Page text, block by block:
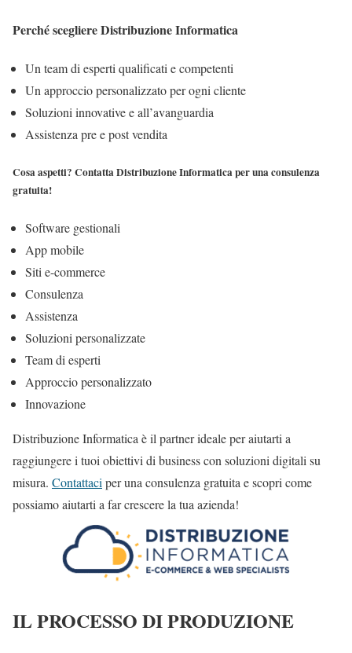
Perché scegliere Distribuzione Informatica
Un team di esperti qualificati e competenti
Un approccio personalizzato per ogni cliente
Soluzioni innovative e all’avanguardia
Assistenza pre e post vendita
Cosa aspetti? Contatta Distribuzione Informatica per una consulenza
gratuita!
Software gestionali
App mobile
Siti e-commerce
Consulenza
Assistenza
Soluzioni personalizzate
Team di esperti
Approccio personalizzato
Innovazione
Distribuzione Informatica è il partner ideale per aiutarti a
raggiungere i tuoi obiettivi di business con soluzioni digitali su
misura. Contattaci per una consulenza gratuita e scopri come
possiamo aiutarti a far crescere la tua azienda!
IL PROCESSO DI PRODUZIONE